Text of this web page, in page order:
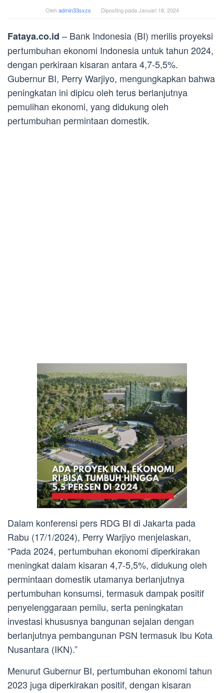
Olehadmin33sxzs Diposting padaJanuari 18, 2024
Fataya.co.id – Bank Indonesia (BI) merilis proyeksi
pertumbuhan ekonomi Indonesia untuk tahun 2024,
dengan perkiraan kisaran antara 4,7-5,5%.
Gubernur BI, Perry Warjiyo, mengungkapkan bahwa
peningkatan ini dipicu oleh terus berlanjutnya
pemulihan ekonomi, yang didukung oleh
pertumbuhan permintaan domestik.
Dalam konferensi pers RDG BI di Jakarta pada
Rabu (17/1/2024), Perry Warjiyo menjelaskan,
“Pada 2024, pertumbuhan ekonomi diperkirakan
meningkat dalam kisaran 4,7-5,5%, didukung oleh
permintaan domestik utamanya berlanjutnya
pertumbuhan konsumsi, termasuk dampak positif
penyelenggaraan pemilu, serta peningkatan
investasi khususnya bangunan sejalan dengan
berlanjutnya pembangunan PSN termasuk Ibu Kota
Nusantara (IKN).”
Menurut Gubernur BI, pertumbuhan ekonomi tahun
2023 juga diperkirakan positif, dengan kisaran